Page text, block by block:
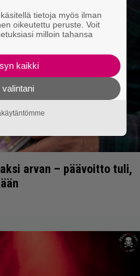
arvan – päävoitto tuli,
tietoja myös ilman
oikeutettu peruste. Voit
milloin tahansa
kaikki